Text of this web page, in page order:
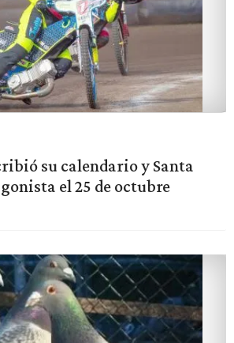
su calendario y Santa
el 25 de octubre